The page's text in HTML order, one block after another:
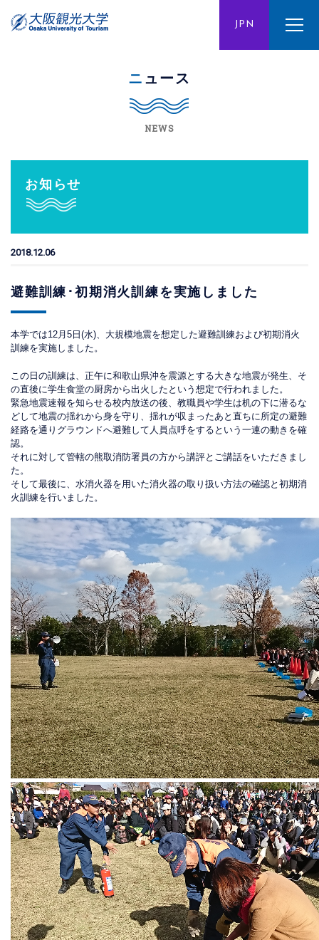
JPN
ENG CHN
ニュース
NEWS
お知らせ
2018.12.06
避難訓練･初期消火訓練を実施しました
本学では12月5日(水)、大規模地震を想定した避難訓練および初期消火
訓練を実施しました。
この日の訓練は、正午に和歌山県沖を震源とする大きな地震が発生、そ
の直後に学生食堂の厨房から出火したという想定で行われました。
緊急地震速報を知らせる校内放送の後、教職員や学生は机の下に潜るな
どして地震の揺れから身を守り、揺れが収まったあと直ちに所定の避難
経路を通りグラウンドへ避難して人員点呼をするという一連の動きを確
認。
それに対して管轄の熊取消防署員の方から講評とご講話をいただきまし
た。
そして最後に、水消火器を用いた消火器の取り扱い方法の確認と初期消
火訓練を行いました。
熊取消防署員の方の講評･講話を聞く教職